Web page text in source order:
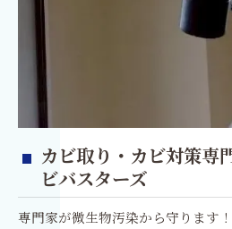
カビ取り・カビ対策専
ビバスターズ
専門家が微生物汚染から守ります！